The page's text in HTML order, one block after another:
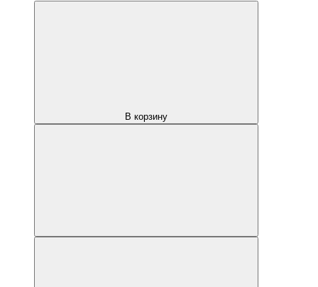
В корзину